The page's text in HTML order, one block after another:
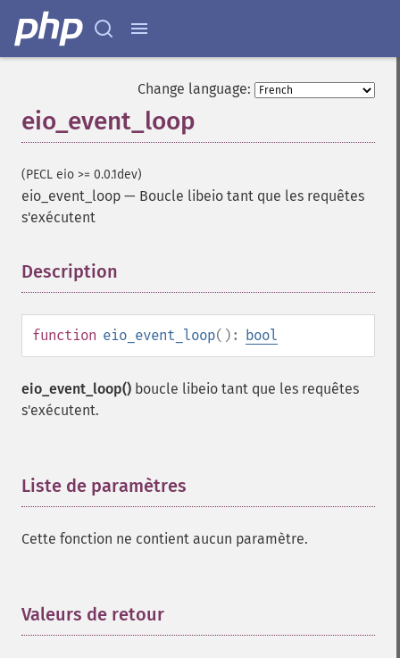
Change language:
eio_event_loop
(PECL eio >= 0.0.1dev)
eio_event_loop — Boucle libeio tant que les requêtes
s'exécutent
Description
function eio_event_loop(): bool
eio_event_loop() boucle libeio tant que les requêtes
s'exécutent.
Liste de paramètres
Cette fonction ne contient aucun paramètre.
Valeurs de retour